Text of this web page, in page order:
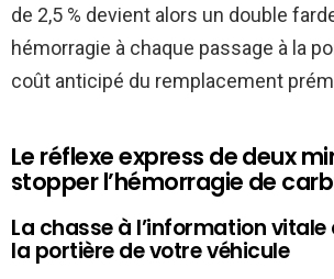
de 2,5 % devient alors un double
hémorragie à chaque passage à la
coût anticipé du remplacement
Le réflexe express de deux
stopper l’hémorragie de
La chasse à l’information
la portière de votre véhicule